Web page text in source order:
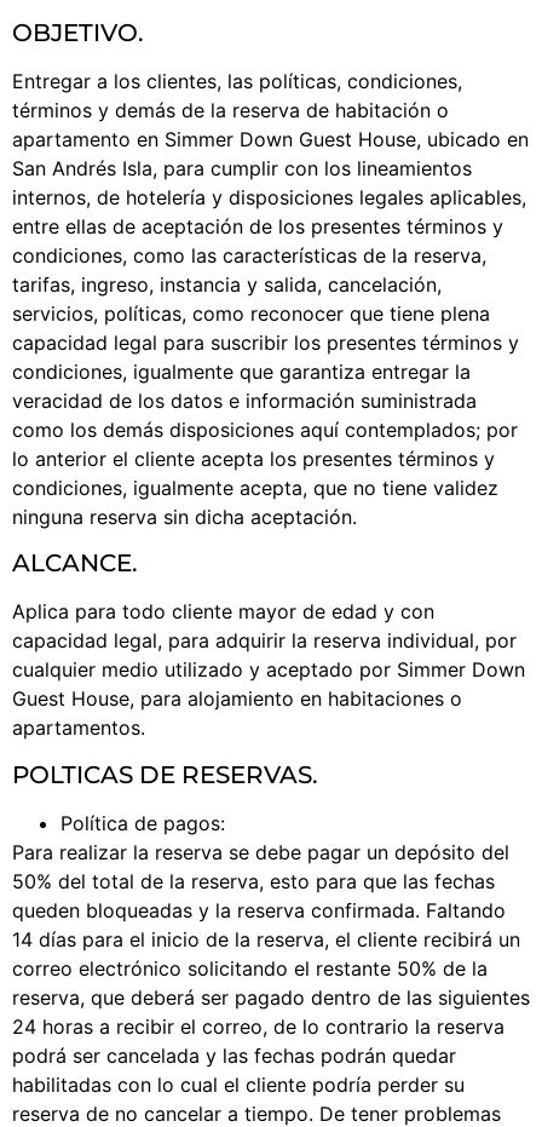
OBJETIVO.
Entregar a los clientes, las políticas, condiciones,
términos y demás de la reserva de habitación o
apartamento en Simmer Down Guest House, ubicado en
San Andrés Isla, para cumplir con los lineamientos
internos, de hotelería y disposiciones legales aplicables,
entre ellas de aceptación de los presentes términos y
condiciones, como las características de la reserva,
tarifas, ingreso, instancia y salida, cancelación,
servicios, políticas, como reconocer que tiene plena
capacidad legal para suscribir los presentes términos y
condiciones, igualmente que garantiza entregar la
veracidad de los datos e información suministrada
como los demás disposiciones aquí contemplados; por
lo anterior el cliente acepta los presentes términos y
condiciones, igualmente acepta, que no tiene validez
ninguna reserva sin dicha aceptación.
ALCANCE.
Aplica para todo cliente mayor de edad y con
capacidad legal, para adquirir la reserva individual, por
cualquier medio utilizado y aceptado por Simmer Down
Guest House, para alojamiento en habitaciones o
apartamentos.
POLTICAS DE RESERVAS.
Política de pagos:
Para realizar la reserva se debe pagar un depósito del
50% del total de la reserva, esto para que las fechas
queden bloqueadas y la reserva confirmada. Faltando
14 días para el inicio de la reserva, el cliente recibirá un
correo electrónico solicitando el restante 50% de la
reserva, que deberá ser pagado dentro de las siguientes
24 horas a recibir el correo, de lo contrario la reserva
podrá ser cancelada y las fechas podrán quedar
habilitadas con lo cual el cliente podría perder su
reserva de no cancelar a tiempo. De tener problemas